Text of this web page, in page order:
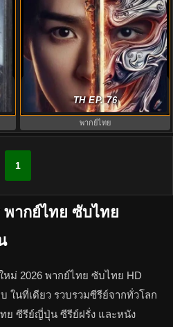
Blood River ซับไทย (2025) ตำนาน
นทีมืด EP.1-40 (จบ)
TH EP. 76
พากย์ไทย
1
ากย์ไทย ซับไทย
ม่ 2026 พากย์ไทย ซับไทย HD
ในที่เดียว รวบรวมซีรีย์จากทั่วโลก
ย ซีรีย์ญี่ปุ่น ซีรีย์ฝรั่ง และหนัง